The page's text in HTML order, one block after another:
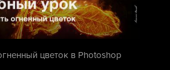
цветок в Photoshop